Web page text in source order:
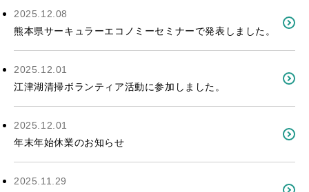
2025.12.08
熊本県サーキュラーエコノミーセミナーで発表しました。
2025.12.01
江津湖清掃ボランティア活動に参加しました。
2025.12.01
年末年始休業のお知らせ
2025.11.29